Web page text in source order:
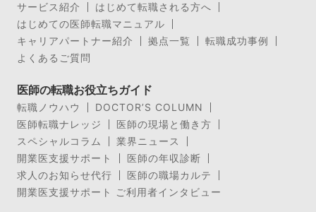
サービス紹介
はじめて転職される方へ
はじめての医師転職マニュアル
キャリアパートナー紹介
拠点一覧
転職成功事例
よくあるご質問
医師の転職お役立ちガイド
転職ノウハウ
DOCTOR’S COLUMN
医師転職ナレッジ
医師の現場と働き方
スペシャルコラム
業界ニュース
開業医支援サポート
医師の年収診断
求人のお知らせ代行
医師の職場カルテ
開業医支援サポート ご利用者インタビュー